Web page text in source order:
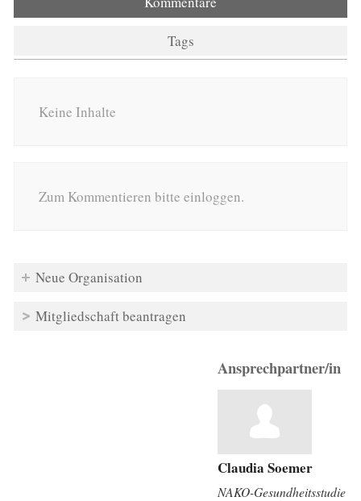
Tags
Keine Inhalte
Zum Kommentieren bitte einloggen.
Neue Organisation
Mitgliedschaft beantragen
Ansprechpartner/in
Claudia Soemer
NAKO-Gesundheitsstudie